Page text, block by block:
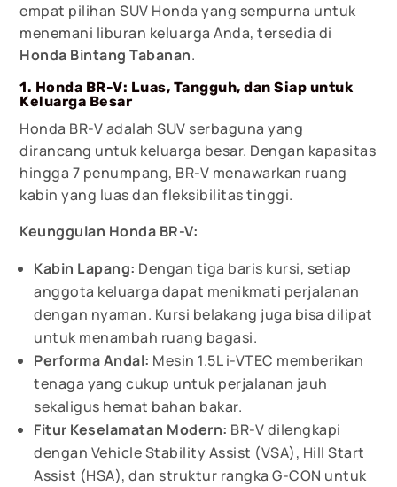
empat pilihan SUV Honda yang sempurna untuk
menemani liburan keluarga Anda, tersedia di
Honda Bintang Tabanan.
1. Honda BR-V: Luas, Tangguh, dan Siap untuk
Keluarga Besar
Honda BR-V adalah SUV serbaguna yang
dirancang untuk keluarga besar. Dengan kapasitas
hingga 7 penumpang, BR-V menawarkan ruang
kabin yang luas dan fleksibilitas tinggi.
Keunggulan Honda BR-V:
Kabin Lapang: Dengan tiga baris kursi, setiap
anggota keluarga dapat menikmati perjalanan
dengan nyaman. Kursi belakang juga bisa dilipat
untuk menambah ruang bagasi.
Performa Andal: Mesin 1.5L i-VTEC memberikan
tenaga yang cukup untuk perjalanan jauh
sekaligus hemat bahan bakar.
Fitur Keselamatan Modern: BR-V dilengkapi
dengan Vehicle Stability Assist (VSA), Hill Start
Assist (HSA), dan struktur rangka G-CON untuk